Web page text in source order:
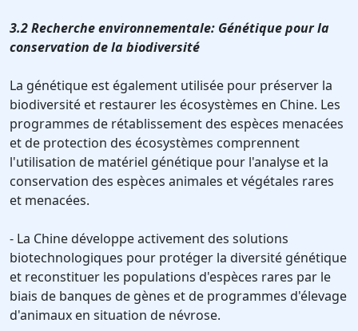
3.2 Recherche environnementale: Génétique pour la
conservation de la biodiversité
La génétique est également utilisée pour préserver la
biodiversité et restaurer les écosystèmes en Chine. Les
programmes de rétablissement des espèces menacées
et de protection des écosystèmes comprennent
l'utilisation de matériel génétique pour l'analyse et la
conservation des espèces animales et végétales rares
et menacées.
- La Chine développe activement des solutions
biotechnologiques pour protéger la diversité génétique
et reconstituer les populations d'espèces rares par le
biais de banques de gènes et de programmes d'élevage
d'animaux en situation de névrose.